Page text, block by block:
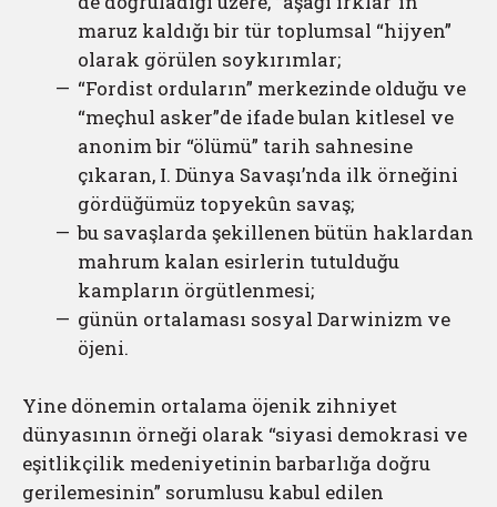
maruz kaldığı bir tür toplumsal “hijyen”
olarak görülen soykırımlar;
“Fordist orduların” merkezinde olduğu ve
“meçhul asker”de ifade bulan kitlesel ve
anonim bir “ölümü” tarih sahnesine
çıkaran, I. Dünya Savaşı’nda ilk örneğini
gördüğümüz topyekûn savaş;
bu savaşlarda şekillenen bütün haklardan
mahrum kalan esirlerin tutulduğu
kampların örgütlenmesi;
günün ortalaması sosyal Darwinizm ve
öjeni.
Yine dönemin ortalama öjenik zihniyet
dünyasının örneği olarak “siyasi demokrasi ve
eşitlikçilik medeniyetinin barbarlığa doğru
gerilemesinin” sorumlusu kabul edilen